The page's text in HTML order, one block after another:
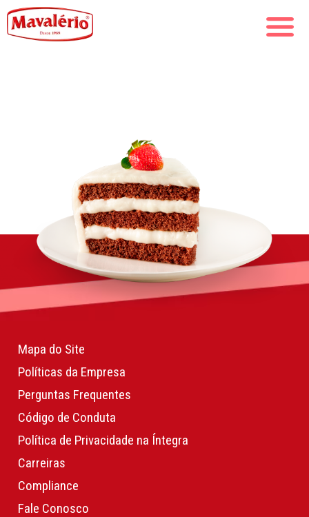
Mapa do Site
Políticas da Empresa
Perguntas Frequentes
Código de Conduta
Política de Privacidade na Íntegra
Carreiras
Compliance
Fale Conosco